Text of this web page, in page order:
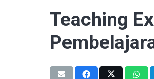
Teaching